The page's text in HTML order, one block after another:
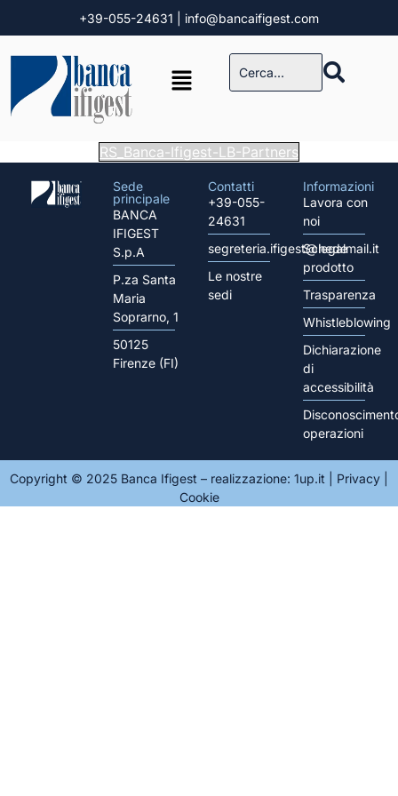
+39-055-24631 | info@bancaifigest.com
RS_Banca-Ifigest-LB-Partners
Sede
principale
BANCA
IFIGEST
S.p.A
P.za Santa
Maria
Soprarno, 1
50125
Firenze (FI)
Contatti
+39-055-
24631
segreteria.ifigest@legalmail.it
Le nostre
sedi
Informazioni
Lavora con
noi
Schede
prodotto
Trasparenza
Whistleblowing
Dichiarazione
di
accessibilità
operazioni
Copyright © 2025 Banca Ifigest – realizzazione: 1up.it Privacy
Cookie